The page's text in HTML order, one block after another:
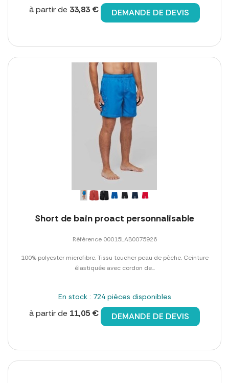
à partir de 33,83 € DEMANDE DE DEVIS
Short de bain proact personnalisable
Référence 00015LAB0075926
100% polyester microfibre. Tissu toucher peau de pêche. Ceinture
élastiquée avec cordon de...
En stock : 724 pièces disponibles
à partir de 11,05 € DEMANDE DE DEVIS